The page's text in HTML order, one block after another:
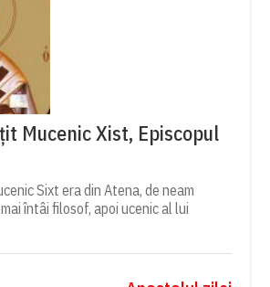
Mucenic Xist, Episcopul
Sixt era din Atena, de neam
întâi filosof, apoi ucenic al lui